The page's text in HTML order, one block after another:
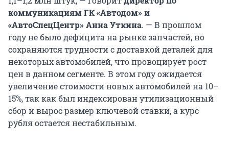
коммуникациям ГК «Автодом» и
«АвтоСпецЦентр» Анна Уткина. — В прошлом
году не было дефицита на рынке запчастей, но
сохраняются трудности с доставкой деталей для
некоторых автомобилей, что провоцирует рост
цен в данном сегменте. В этом году ожидается
увеличение стоимости новых автомобилей на 10–
15%, так как был индексирован утилизационный
сбор и вырос размер ключевой ставки, а курс
рубля остается нестабильным.